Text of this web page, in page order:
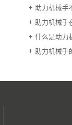
助力机械手
助力机械手
什么是助力
助力机械手